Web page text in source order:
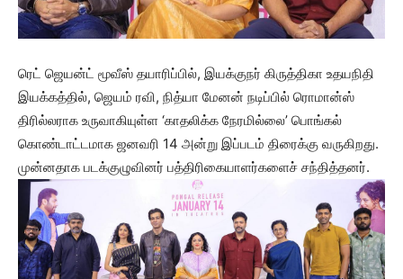
ரெட் ஜெயன்ட் மூவீஸ் தயாரிப்பில், இயக்குநர் கிருத்திகா உதயநிதி
இயக்கத்தில், ஜெயம் ரவி, நித்யா மேனன் நடிப்பில் ரொமான்ஸ்
திரில்லராக உருவாகியுள்ள ‘காதலிக்க நேரமில்லை’ பொங்கல்
கொண்டாட்டமாக ஜனவரி 14 அன்று இப்படம் திரைக்கு வருகிறது.
முன்னதாக படக்குழுவினர் பத்திரிகையாளர்களைச் சந்தித்தனர்.